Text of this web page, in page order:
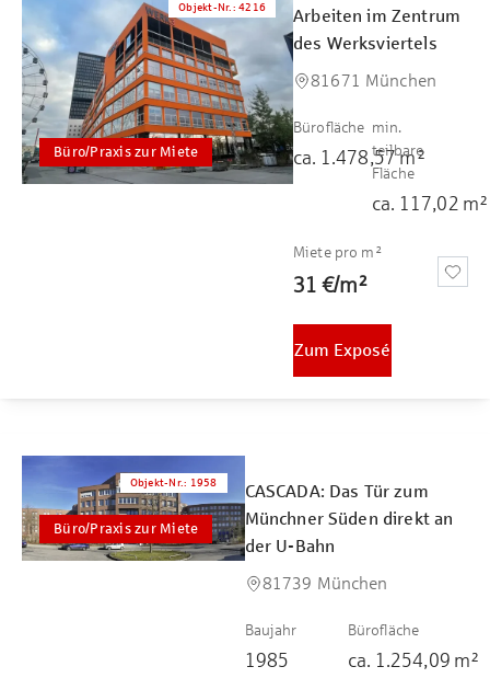
Büro/Praxis zur Miete
Objekt-Nr. :4216
Arbeiten im Zentrum
des Werksviertels
81671 München
Bürofläche
ca. 1.478,57m²
min.
teilbare
Fläche
ca. 117,02 m²
Miete pro m²
31 €/m²
Zum Exposé
Büro/Praxis zur Miete
Objekt-Nr.: 1958
CASCADA: Das Tür zum
Münchner Süden direkt an
der U-Bahn
81739 München
Baujahr
1985
Bürofläche
ca. 1.254,09 m²